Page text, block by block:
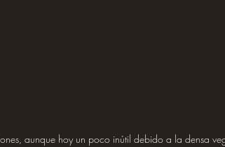
aunque hoy un poco inútil debido a la densa